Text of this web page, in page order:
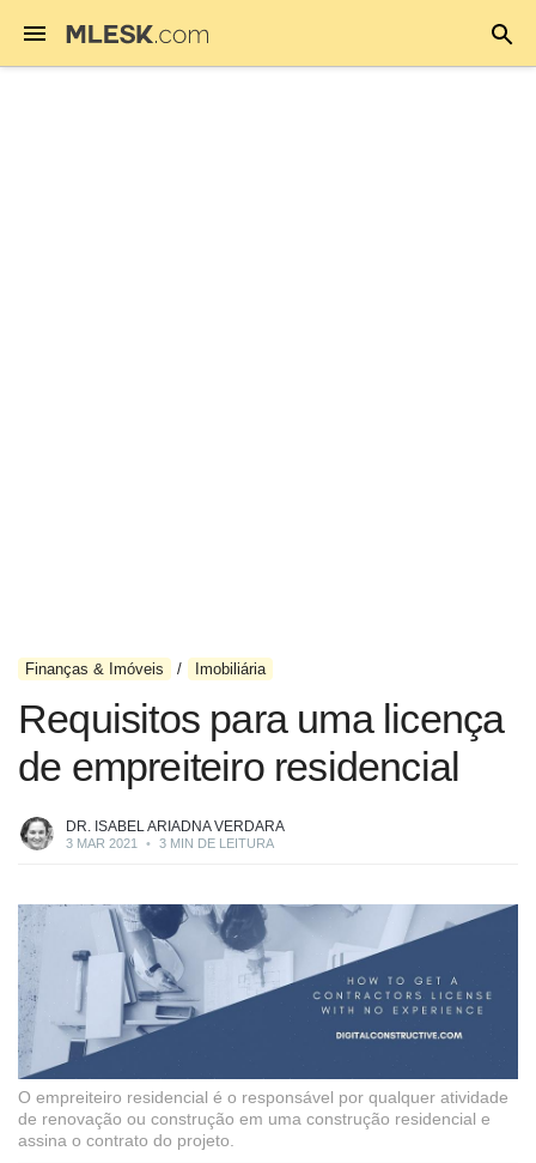
Finanças & Imóveis Imobiliária
Requisitos para uma licença
de empreiteiro residencial
DR. ISABEL ARIADNA VERDARA
3 MAR 2021 • 3 MIN DE LEITURA
O empreiteiro residencial é o responsável por qualquer atividade
de renovação ou construção em uma construção residencial e
assina o contrato do projeto.